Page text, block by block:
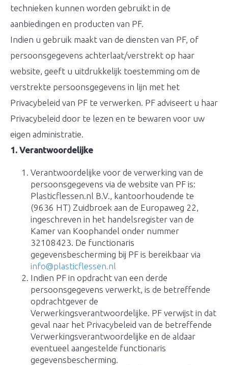
technieken kunnen worden gebruikt in de
aanbiedingen en producten van PF.
Indien u gebruik maakt van de diensten van PF, of
persoonsgegevens achterlaat/verstrekt op haar
website, geeft u uitdrukkelijk toestemming om de
verstrekte persoonsgegevens in lijn met het
Privacybeleid van PF te verwerken. PF adviseert u haar
Privacybeleid door te lezen en te bewaren voor uw
eigen administratie.
1. Verantwoordelijke
Verantwoordelijke voor de verwerking van de
persoonsgegevens via de website van PF is:
Plasticflessen.nl B.V., kantoorhoudende te
(9636 HT) Zuidbroek aan de Europaweg 22,
ingeschreven in het handelsregister van de
Kamer van Koophandel onder nummer
32108423. De functionaris
gegevensbescherming bij PF is bereikbaar via
info@plasticflessen.nl
Indien PF in opdracht van een derde
persoonsgegevens verwerkt, is de betreffende
opdrachtgever de
Verwerkingsverantwoordelijke. PF verwijst in dat
geval naar het Privacybeleid van de betreffende
Verwerkingsverantwoordelijke en de aldaar
eventueel aangestelde functionaris
gegevensbescherming.